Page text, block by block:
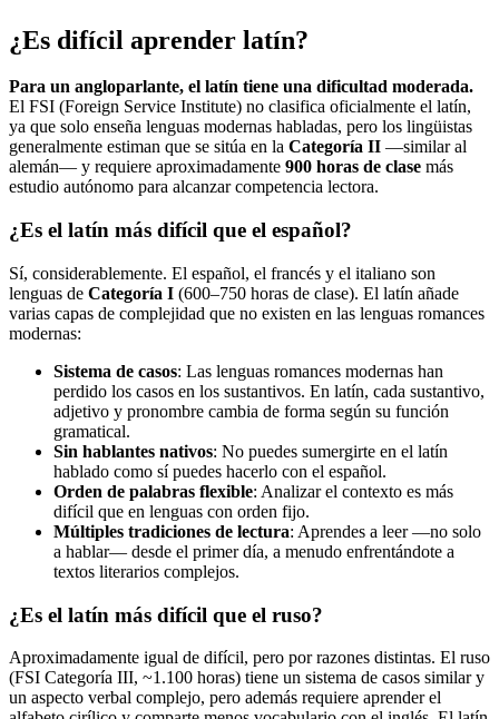
¿Es difícil aprender latín?
Para un angloparlante, el latín tiene una dificultad moderada.
El FSI (Foreign Service Institute) no clasifica oficialmente el latín,
ya que solo enseña lenguas modernas habladas, pero los lingüistas
generalmente estiman que se sitúa en la Categoría II —similar al
alemán— y requiere aproximadamente 900 horas de clase más
estudio autónomo para alcanzar competencia lectora.
¿Es el latín más difícil que el español?
Sí, considerablemente. El español, el francés y el italiano son
lenguas de Categoría I (600–750 horas de clase). El latín añade
varias capas de complejidad que no existen en las lenguas romances
modernas:
Sistema de casos: Las lenguas romances modernas han
perdido los casos en los sustantivos. En latín, cada sustantivo,
adjetivo y pronombre cambia de forma según su función
gramatical.
Sin hablantes nativos: No puedes sumergirte en el latín
hablado como sí puedes hacerlo con el español.
Orden de palabras flexible: Analizar el contexto es más
difícil que en lenguas con orden fijo.
Múltiples tradiciones de lectura: Aprendes a leer —no solo
a hablar— desde el primer día, a menudo enfrentándote a
textos literarios complejos.
¿Es el latín más difícil que el ruso?
Aproximadamente igual de difícil, pero por razones distintas. El ruso
(FSI Categoría III, ~1.100 horas) tiene un sistema de casos similar y
un aspecto verbal complejo, pero además requiere aprender el